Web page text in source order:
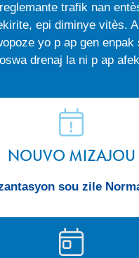
trafik nan
epi diminye vitès.
yo p ap gen enpak
drenaj la ni p ap
NOUVO MIZAJOU
sou zile